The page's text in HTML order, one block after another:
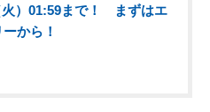
火）01:59まで！ まずはエ
から！